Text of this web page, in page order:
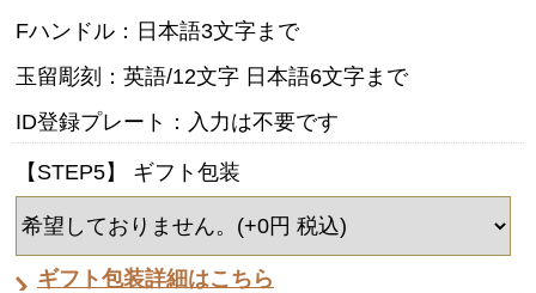
Fハンドル：日本語3文字まで
玉留彫刻：英語/12文字 日本語6文字まで
ID登録プレート：入力は不要です
【STEP5】 ギフト包装
ギフト包装詳細はこちら